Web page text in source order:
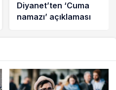
Kocaeli’de otobüs
yakan akaryakıt